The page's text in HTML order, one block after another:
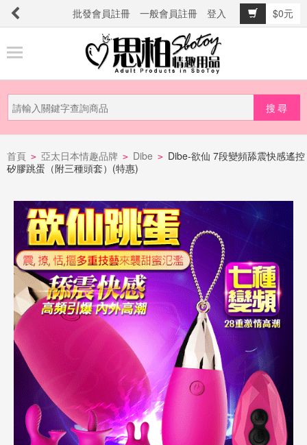
批發會員註冊 一般會員註冊 登入
$0元
品
新
品
上
提
防
詐
電
話
或
簡
訊
批
發
首頁 > 亞太日本情趣品牌 > Dibe > Dibe-欲仙 7段變頻舔震快感遙控
矽膠跳蛋（附三種頭套）(特惠)